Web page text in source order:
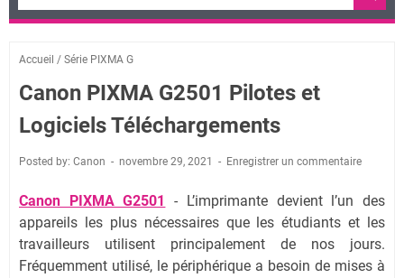
Accueil / Série PIXMA G
Canon PIXMA G2501 Pilotes et
Logiciels Téléchargements
Posted by: Canon novembre 29, 2021 Enregistrer un commentaire
Canon PIXMA G2501
- L’imprimante devient l’un des
appareils les plus nécessaires que les étudiants et les
travailleurs utilisent principalement de nos jours.
Fréquemment utilisé, le périphérique a besoin de mises à